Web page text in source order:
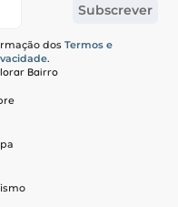
Subscrever
dos Termos e
.
Bairro